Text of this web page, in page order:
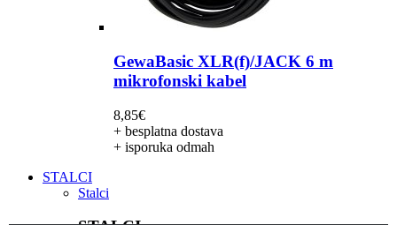
GewaBasic XLR(f)/JACK 6 m
mikrofonski kabel
8,85€
+ besplatna dostava
+ isporuka odmah
STALCI
Stalci